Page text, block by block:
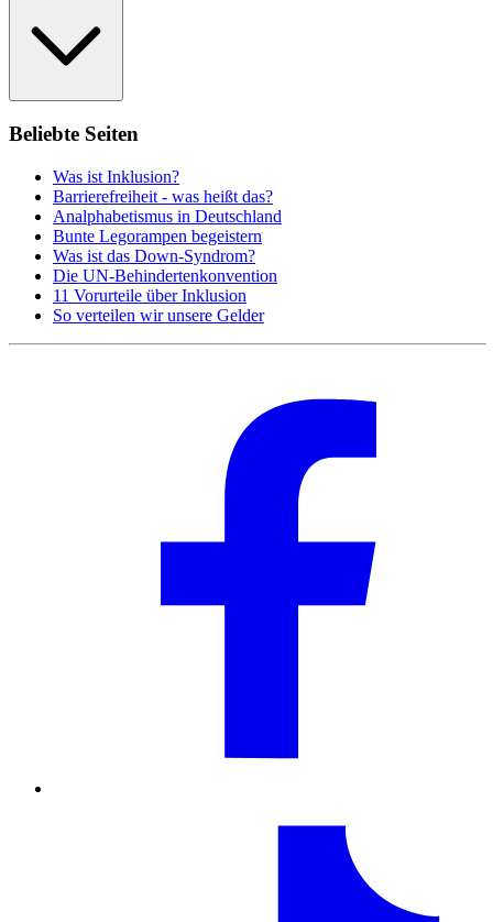
Beliebte Seiten
Was ist Inklusion?
Barrierefreiheit - was heißt das?
Analphabetismus in Deutschland
Bunte Legorampen begeistern
Was ist das Down-Syndrom?
Die UN-Behindertenkonvention
11 Vorurteile über Inklusion
So verteilen wir unsere Gelder